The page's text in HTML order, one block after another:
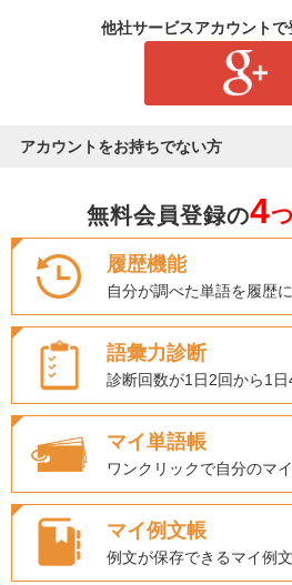
他社サービスアカウント
アカウントをお持ちでない方
無料会員登録の4
履歴機能
自分が調べた単語を履歴
語彙力診断
診断回数が1日2回から1日
マイ単語帳
ワンクリックで自分のマ
マイ例文帳
例文が保存できるマイ例